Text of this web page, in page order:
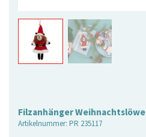
Filzanhänger Weihnachtslöwe
Artikelnummer: PR 235117